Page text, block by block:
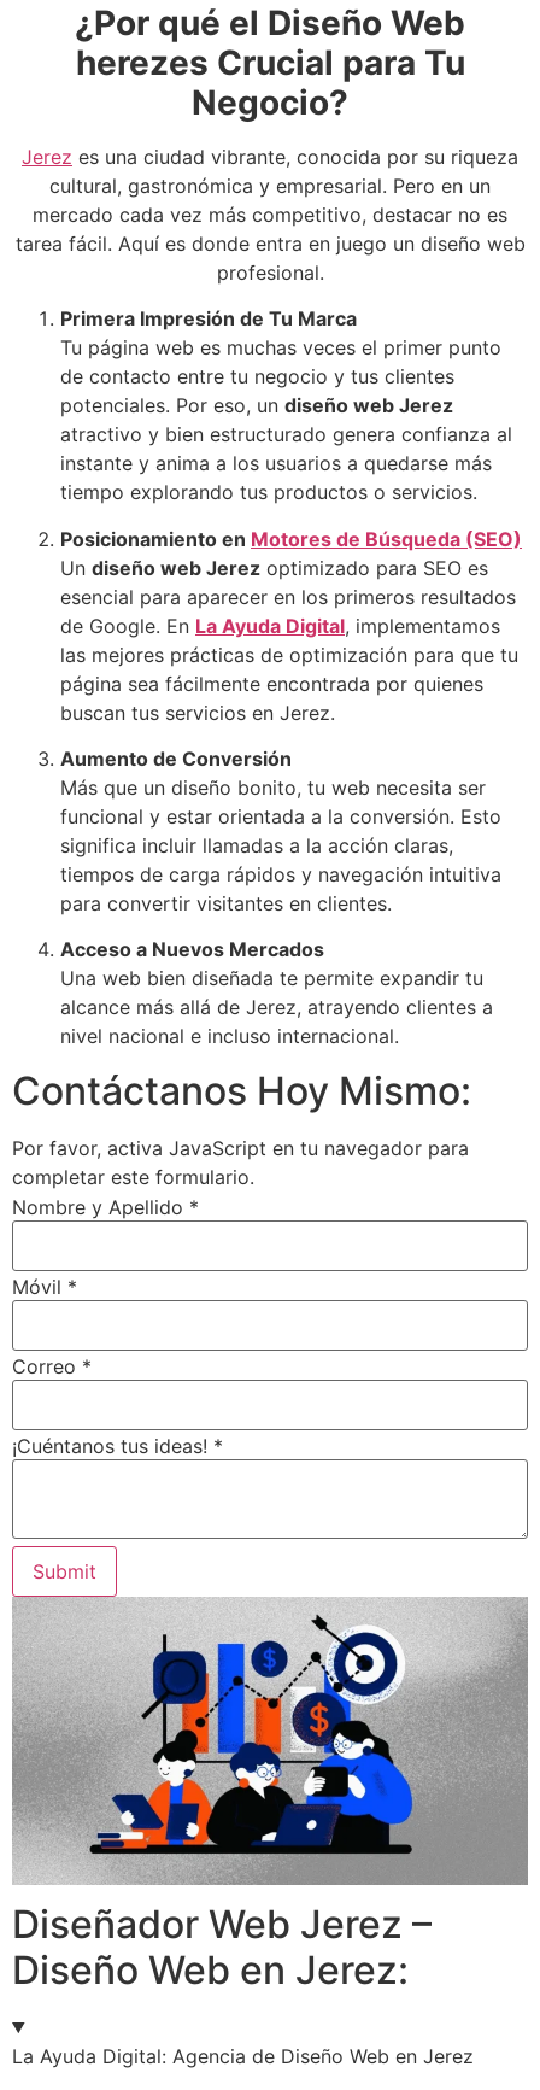
¿Por qué el Diseño Web
herezes Crucial para Tu
Negocio?
Jerez es una ciudad vibrante, conocida por su riqueza
cultural, gastronómica y empresarial. Pero en un
mercado cada vez más competitivo, destacar no es
tarea fácil. Aquí es donde entra en juego un diseño web
profesional.
Primera Impresión de Tu Marca
Tu página web es muchas veces el primer punto
de contacto entre tu negocio y tus clientes
potenciales. Por eso, un diseño web Jerez
atractivo y bien estructurado genera confianza al
instante y anima a los usuarios a quedarse más
tiempo explorando tus productos o servicios.
Posicionamiento en Motores de Búsqueda (SEO)
Un diseño web Jerez optimizado para SEO es
esencial para aparecer en los primeros resultados
de Google. En La Ayuda Digital, implementamos
las mejores prácticas de optimización para que tu
página sea fácilmente encontrada por quienes
buscan tus servicios en Jerez.
Aumento de Conversión
Más que un diseño bonito, tu web necesita ser
funcional y estar orientada a la conversión. Esto
significa incluir llamadas a la acción claras,
tiempos de carga rápidos y navegación intuitiva
para convertir visitantes en clientes.
Acceso a Nuevos Mercados
Una web bien diseñada te permite expandir tu
alcance más allá de Jerez, atrayendo clientes a
nivel nacional e incluso internacional.
Contáctanos Hoy Mismo:
Por favor, activa JavaScript en tu navegador para
completar este formulario.
Nombre y Apellido *
Móvil *
Correo *
¡Cuéntanos tus ideas! *
Submit
Diseñador Web Jerez –
Diseño Web en Jerez:
La Ayuda Digital: Agencia de Diseño Web en Jerez